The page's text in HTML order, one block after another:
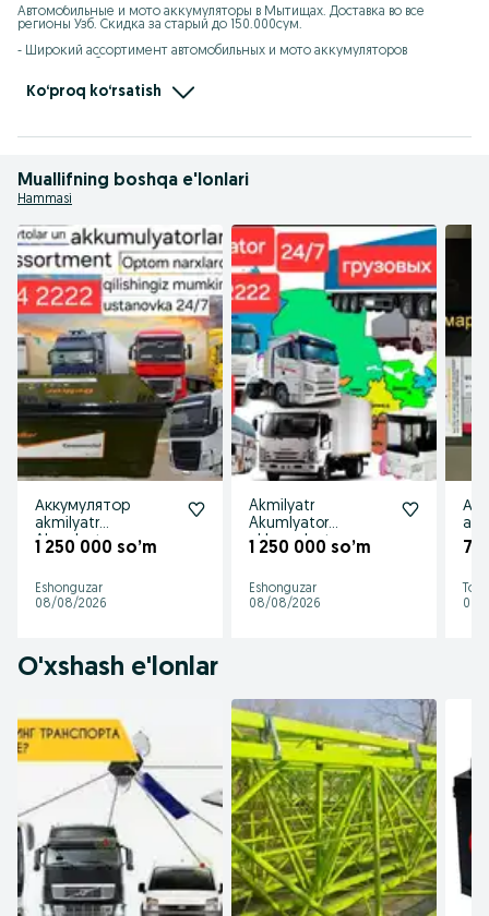
Автомобильные и мото аккумуляторы в Мытищах. Доставка во все
регионы Узб. Скидка за старый до 150.000сум.
- Широкий ассортимент автомобильных и мото аккумуляторов
- Доставка во все регионы Узбекистана
- Профессиональная установка аккумуляторов
Ko‘proq ko‘rsatish
Muallifning boshqa e'lonlari
Hammasi
Аккумулятор
akmilyatr
Akumlyator
mavjud
1 250 000 so’m
Eshonguzar
08/08/2026
Akmilyatr
Akumlyator
akkumulyator
Даставка
1 250 000 so’m
Eshonguzar
08/08/2026
08/
O'xshash e'lonlar